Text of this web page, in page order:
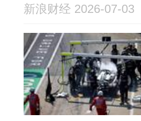
新浪财经 2026-07-03